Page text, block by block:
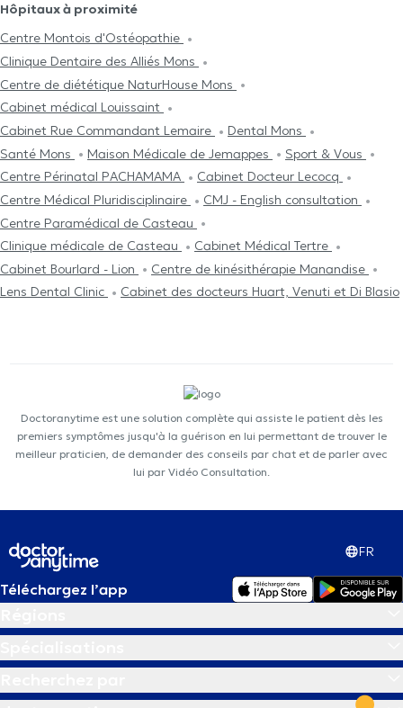
Hôpitaux à proximité
Centre Μontois d'Ostéopathie
Clinique Dentaire des Alliés Mons
Centre de diététique NaturHouse Mons
Cabinet médical Louissaint
Cabinet Rue Commandant Lemaire
Dental Mons
Santé Mons
Maison Médicale de Jemappes
Sport & Vous
Centre Périnatal PACHAMAMA
Cabinet Docteur Lecocq
Centre Médical Pluridisciplinaire
CMJ - English consultation
Centre Paramédical de Casteau
Clinique médicale de Casteau
Cabinet Médical Tertre
Cabinet Bourlard - Lion
Centre de kinésithérapie Manandise
Lens Dental Clinic
Cabinet des docteurs Huart, Venuti et Di Blasio
Doctoranytime est une solution complète qui assiste le patient dès les
premiers symptômes jusqu'à la guérison en lui permettant de trouver le
meilleur praticien, de demander des conseils par chat et de parler avec
lui par Vidéo Consultation.
FR
Téléchargez l’app